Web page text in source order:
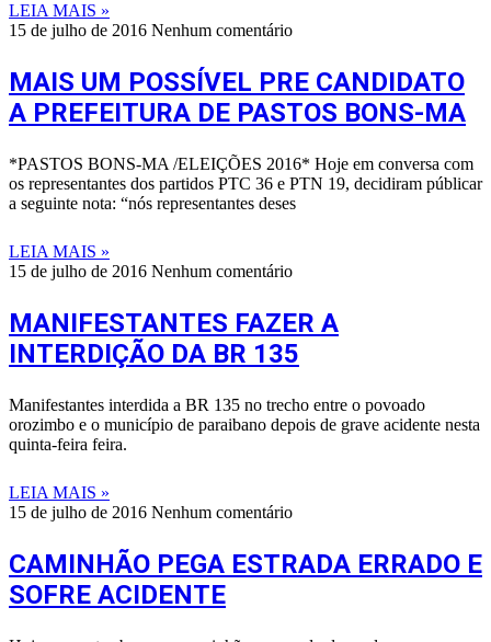
LEIA MAIS »
15 de julho de 2016 Nenhum comentário
MAIS UM POSSÍVEL PRE CANDIDATO
A PREFEITURA DE PASTOS BONS-MA
*PASTOS BONS-MA /ELEIÇÕES 2016* Hoje em conversa com
os representantes dos partidos PTC 36 e PTN 19, decidiram públicar
a seguinte nota: “nós representantes deses
LEIA MAIS »
15 de julho de 2016 Nenhum comentário
MANIFESTANTES FAZER A
INTERDIÇÃO DA BR 135
Manifestantes interdida a BR 135 no trecho entre o povoado
orozimbo e o município de paraibano depois de grave acidente nesta
quinta-feira feira.
LEIA MAIS »
15 de julho de 2016 Nenhum comentário
CAMINHÃO PEGA ESTRADA ERRADO E
SOFRE ACIDENTE